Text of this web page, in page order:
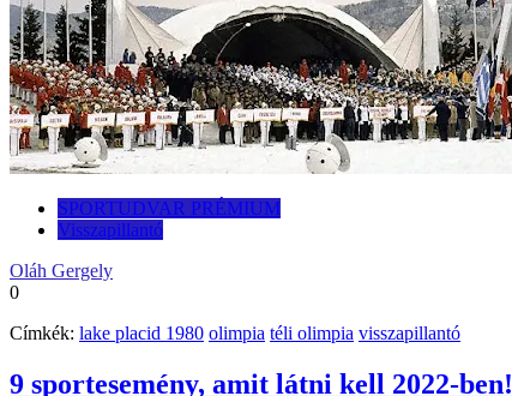
SPORTUDVAR PRÉMIUM
Visszapillantó
Oláh Gergely
0
Címkék: lake placid 1980 olimpia téli olimpia visszapillantó
9 sportesemény, amit látni kell 2022-ben!